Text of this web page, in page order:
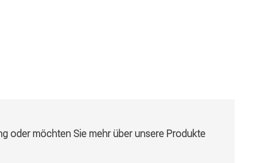
oder möchten Sie mehr über unsere Produkte